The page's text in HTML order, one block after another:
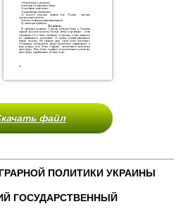
файл
ПОЛИТИКИ УКРАИНЫ
ГОСУДАРСТВЕННЫЙ